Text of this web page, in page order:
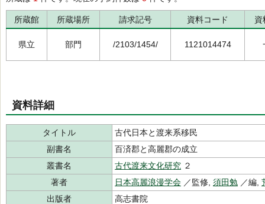
所蔵館 所蔵場所 請求記号 資料コード 資
県立 部門 /2103/1454/ 1121014474
資料詳細
タイトル
古代日本と渡来系移民
副書名
百済郡と高麗郡の成立
叢書名
古代渡来文化研究 ２
著者
日本高麗浪漫学会 ／監修, 須田勉 ／編,
出版者
高志書院